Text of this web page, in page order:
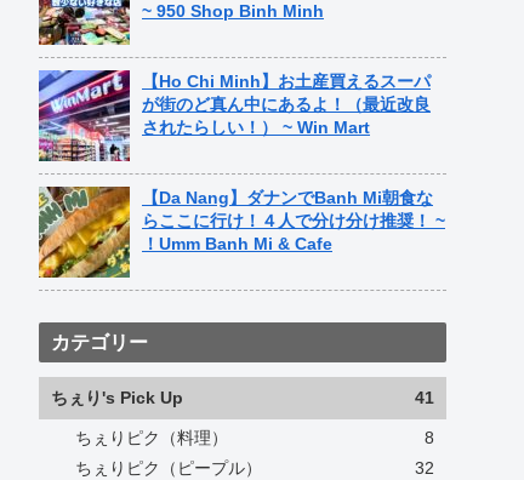
~ 950 Shop Binh Minh
【Ho Chi Minh】お土産買えるスーパ
が街のど真ん中にあるよ！（最近改良
されたらしい！） ~ Win Mart
【Da Nang】ダナンでBanh Mi朝食な
らここに行け！４人で分け分け推奨！ ~
！Umm Banh Mi & Cafe
カテゴリー
ちぇり's Pick Up 41
ちぇりピク（料理）
8
ちぇりピク（ピープル）
32